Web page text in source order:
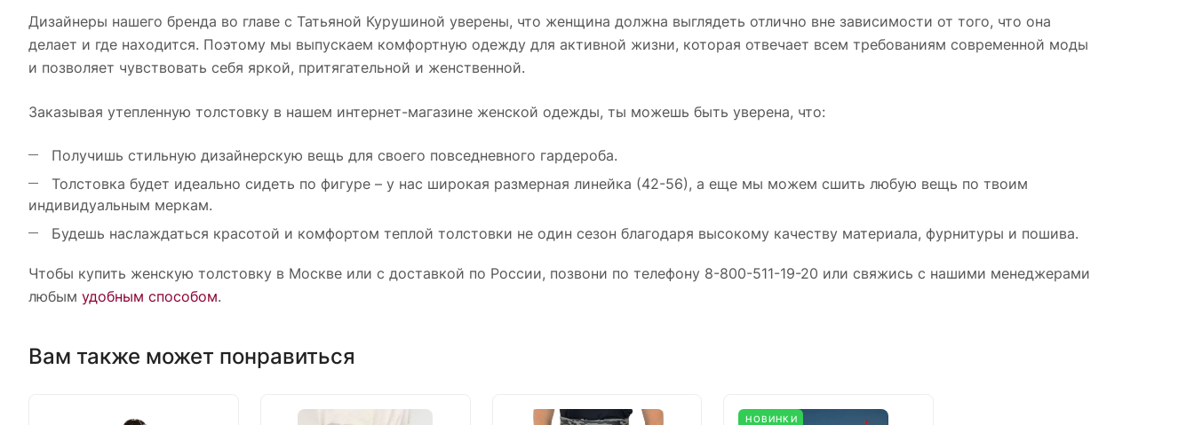
Дизайнеры нашего бренда во главе с Татьяной Курушиной уверены, что женщина должна выглядеть отлично вне зависимости от того, что она
делает и где находится. Поэтому мы выпускаем комфортную одежду для активной жизни, которая отвечает всем требованиям современной моды
и позволяет чувствовать себя яркой, притягательной и женственной.
Заказывая утепленную толстовку в нашем интернет-магазине женской одежды, ты можешь быть уверена, что:
Получишь стильную дизайнерскую вещь для своего повседневного гардероба.
Толстовка будет идеально сидеть по фигуре – у нас широкая размерная линейка (42-56), а еще мы можем сшить любую вещь по твоим
индивидуальным меркам.
Будешь наслаждаться красотой и комфортом теплой толстовки не один сезон благодаря высокому качеству материала, фурнитуры и пошива.
Чтобы купить женскую толстовку в Москве или с доставкой по России, позвони по телефону 8-800-511-19-20 или свяжись с нашими менеджерами
любым удобным способом.
Вам также может понравиться
НОВИНКИ